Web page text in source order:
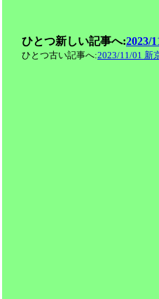
ひとつ新しい記事へ:2023/
ひとつ古い記事へ:2023/11/01 新